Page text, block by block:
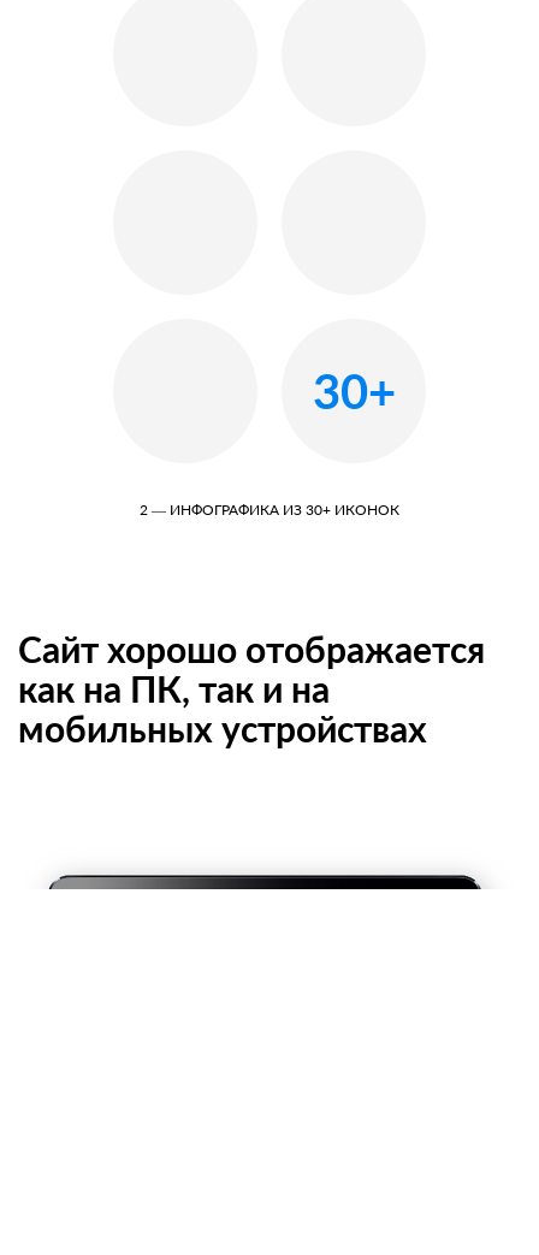
30+
2 — ИНФОГРАФИКА ИЗ 30+ ИКОНОК
Сайт хорошо отображается
как на ПК, так и на
мобильных устройствах